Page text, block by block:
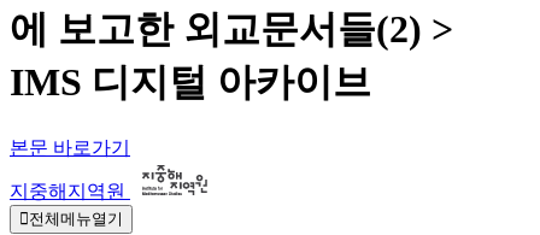
에 보고한 외교문서들(2) >
IMS 디지털 아카이브
본문 바로가기
지중해지역원
전체메뉴열기